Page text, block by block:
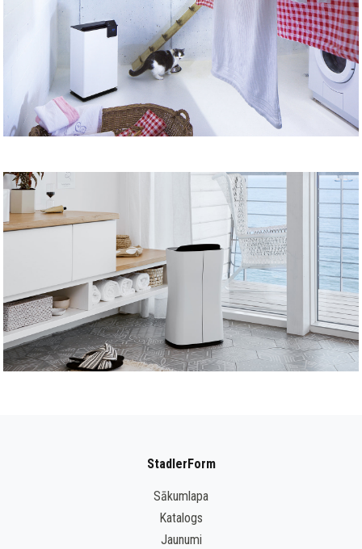
StadlerForm
Sākumlapa
Katalogs
Jaunumi